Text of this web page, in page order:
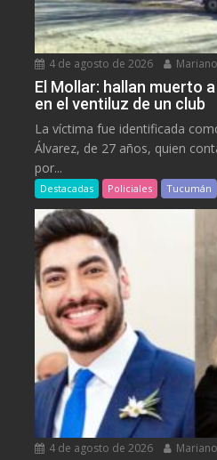
4 de agosto de 2026
El Mollar: hallan muerto
en el ventiluz de un club
La víctima fue identificada
Álvarez, de 27 años, quien
por...
Destacadas Policiales Tucumán
4 de agosto de 2026